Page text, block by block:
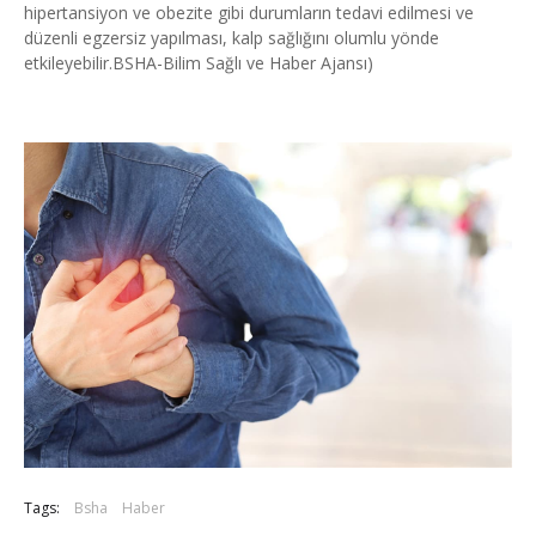
hipertansiyon ve obezite gibi durumların tedavi edilmesi ve
düzenli egzersiz yapılması, kalp sağlığını olumlu yönde
etkileyebilir.BSHA-Bilim Sağlı ve Haber Ajansı)
Tags: Bsha Haber